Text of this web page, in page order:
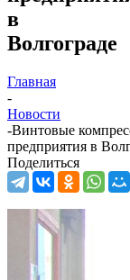
в
Волгограде
Главная
-
Новости
-Винтовые
предприятия в
Поделиться